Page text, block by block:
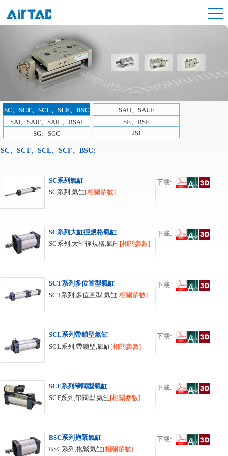
SC、SCT、SCL、SCF、BSC
SAU、SAUF
SAI、SAIF、SAIL、BSAI
SE、BSE
SG、SGC
JSI
SC、SCT、SCL、SCF、BSC:
SC系列氣缸
SC系列,氣缸[相關參數]
下載:
SC系列大缸徑規格氣缸
SC系列,大缸徑規格,氣缸[相關參數]
下載:
SCT系列多位置型氣缸
SCT系列,多位置型,氣缸[相關參數]
下載:
SCL系列帶鎖型氣缸
SCL系列,帶鎖型,氣缸[相關參數]
下載:
SCF系列帶閥型氣缸
SCF系列,帶閥型,氣缸[相關參數]
下載:
BSC系列抱緊氣缸
BSC系列,抱緊氣缸[相關參數]
下載: